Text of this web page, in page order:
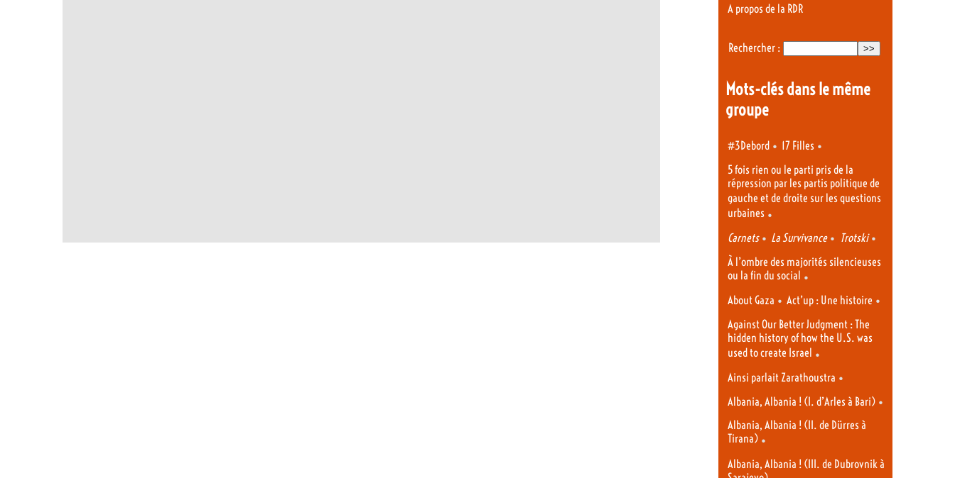
A propos de la RDR
Rechercher :
Mots-clés dans le même
groupe
#3Debord • 17 Filles •
5 fois rien ou le parti pris de la
répression par les partis politique de
gauche et de droite sur les questions
urbaines •
Carnets• La Survivance• Trotski•
À l’ombre des majorités silencieuses
ou la fin du social •
About Gaza • Act’up : Une histoire •
Against Our Better Judgment : The
hidden history of how the U.S. was
used to create Israel •
Ainsi parlait Zarathoustra •
Albania, Albania ! (I. d’Arles à Bari) •
Albania, Albania ! (II. de Dürres à
Tirana) •
Albania, Albania ! (III. de Dubrovnik à